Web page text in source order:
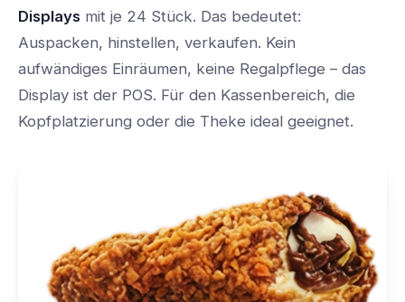
Displays mit je 24 Stück. Das bedeutet:
Auspacken, hinstellen, verkaufen. Kein
aufwändiges Einräumen, keine Regalpflege – das
Display ist der POS. Für den Kassenbereich, die
Kopfplatzierung oder die Theke ideal geeignet.